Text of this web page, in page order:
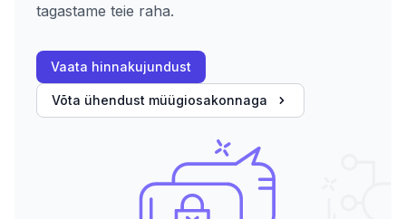
tagastame teie raha.
Vaata hinnakujundust
Võta ühendust müügiosakonnaga